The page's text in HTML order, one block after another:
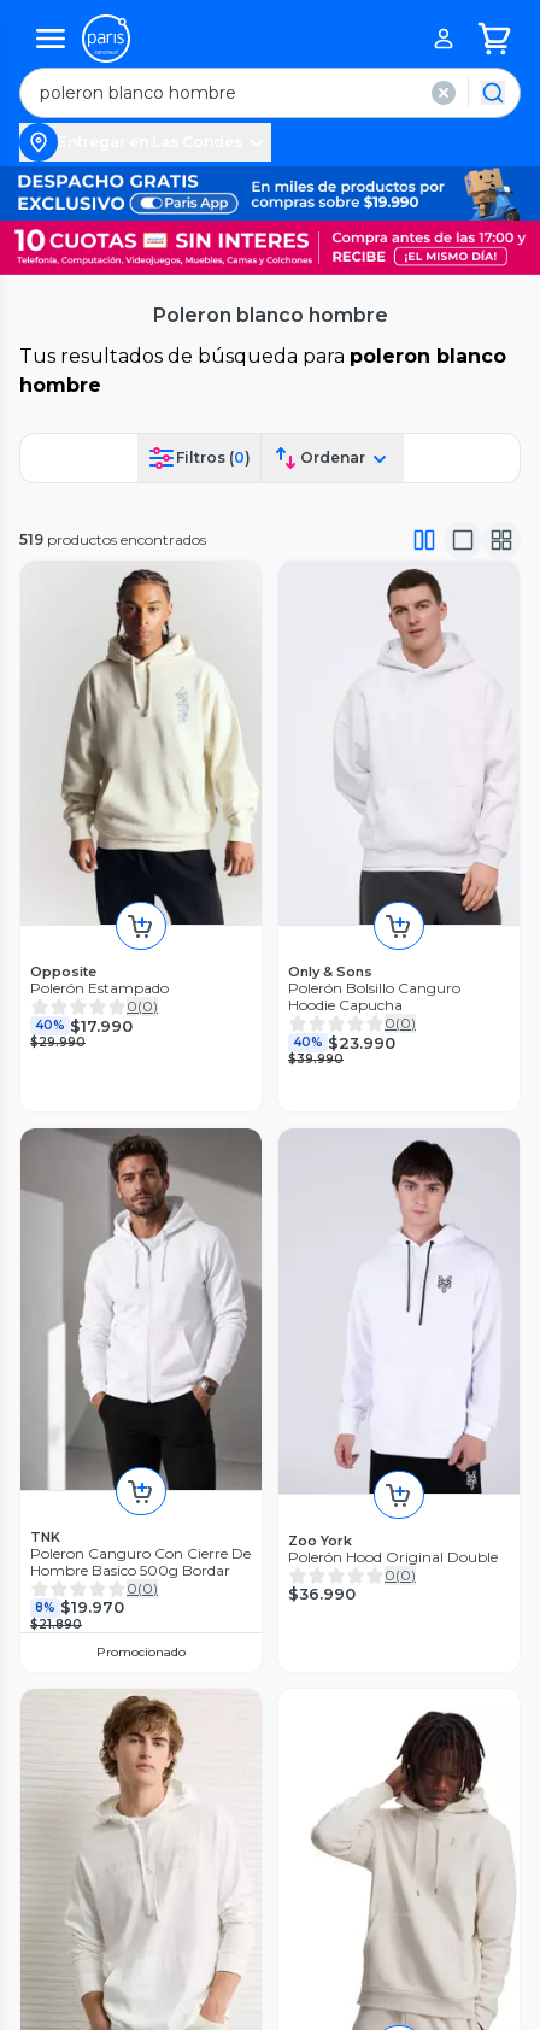
Poleron blanco hombre
Tus resultados de búsqueda para poleron blanco
hombre
Filtros (0) Ordenar
519 productos encontrados
Opposite
Polerón Estampado
0(0)
40% $17.990
$29.990
Only & Sons
Polerón Bolsillo Canguro
Hoodie Capucha
0(0)
40% $23.990
$39.990
TNK
Poleron Canguro Con Cierre De
Hombre Basico 500g Bordar
0(0)
8% $19.970
$21.890
Promocionado
Zoo York
Polerón Hood Original Double
0(0)
$36.990